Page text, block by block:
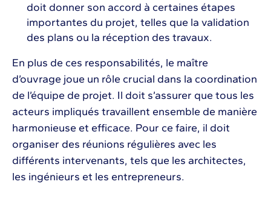
doit donner son accord à certaines étapes
importantes du projet, telles que la validation
des plans ou la réception des travaux.
En plus de ces responsabilités, le maître
d’ouvrage joue un rôle crucial dans la coordination
de l’équipe de projet. Il doit s’assurer que tous les
acteurs impliqués travaillent ensemble de manière
harmonieuse et efficace. Pour ce faire, il doit
organiser des réunions régulières avec les
différents intervenants, tels que les architectes,
les ingénieurs et les entrepreneurs.